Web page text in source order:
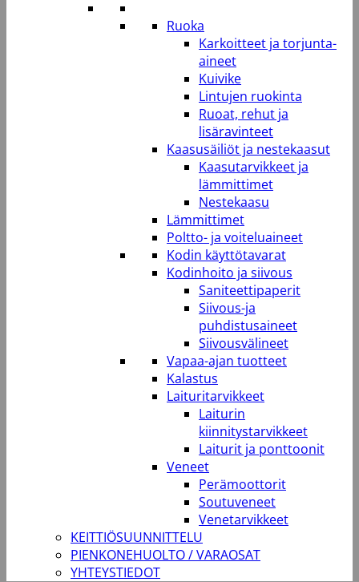
Ruoka
Karkoitteet ja torjunta-
aineet
Kuivike
Lintujen ruokinta
Ruoat, rehut ja
lisäravinteet
Kaasusäiliöt ja nestekaasut
Kaasutarvikkeet ja
lämmittimet
Nestekaasu
Lämmittimet
Poltto- ja voiteluaineet
Kodin käyttötavarat
Kodinhoito ja siivous
Saniteettipaperit
Siivous-ja
puhdistusaineet
Siivousvälineet
Vapaa-ajan tuotteet
Kalastus
Laituritarvikkeet
Laiturin
kiinnitystarvikkeet
Laiturit ja ponttoonit
Veneet
Perämoottorit
Soutuveneet
Venetarvikkeet
KEITTIÖSUUNNITTELU
PIENKONEHUOLTO / VARAOSAT
YHTEYSTIEDOT